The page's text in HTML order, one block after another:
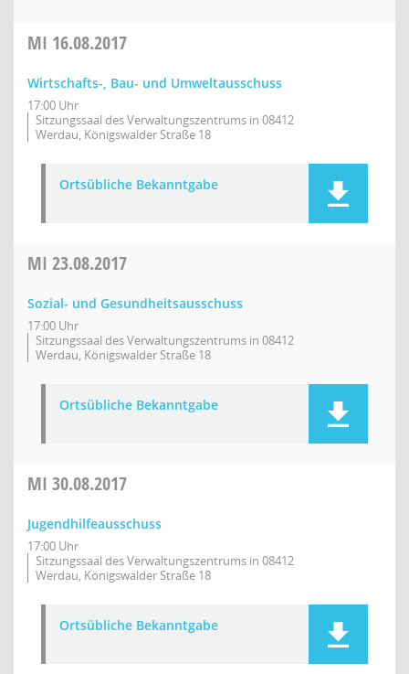
MI 16.08.2017
Wirtschafts-, Bau- und Umweltausschuss
17:00 Uhr
Sitzungssaal des Verwaltungszentrums in 08412
Werdau, Königswalder Straße 18
Ortsübliche Bekanntgabe
MI 23.08.2017
Sozial- und Gesundheitsausschuss
17:00 Uhr
Sitzungssaal des Verwaltungszentrums in 08412
Werdau, Königswalder Straße 18
Ortsübliche Bekanntgabe
MI 30.08.2017
Jugendhilfeausschuss
17:00 Uhr
Sitzungssaal des Verwaltungszentrums in 08412
Werdau, Königswalder Straße 18
Ortsübliche Bekanntgabe